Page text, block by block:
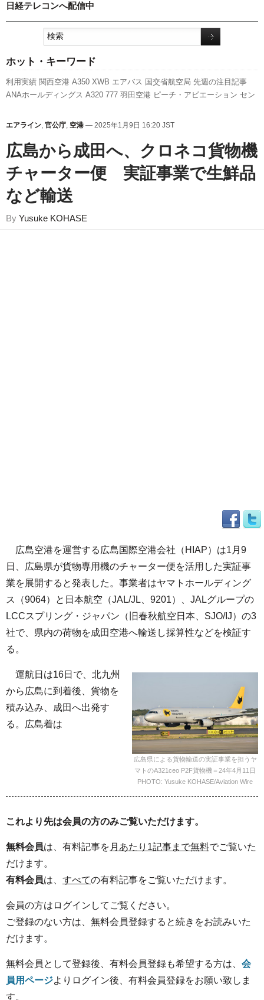
日経テレコンへ配信中
ホット・キーワード
利用実績 関西空港 A350 XWB エアバス 国交省航空局 先週の注目記事
ANAホールディングス A320 777 羽田空港 ピーチ・アビエーション セン
ャンペーン
新型コロナウイルス ボーイング 福岡空港
空貨物 客室乗務員
エアライン, 官公庁, 空港 — 2025年1月9日 16:20 JST
広島から成田へ、クロネコ貨物機
チャーター便 実証事業で生鮮品
など輸送
By Yusuke KOHASE
広島空港を運営する広島国際空港会社（HIAP）は1月9
日、広島県が貨物専用機のチャーター便を活用した実証事
業を展開すると発表した。事業者はヤマトホールディング
ス（9064）と日本航空（JAL/JL、9201）、JALグループの
LCCスプリング・ジャパン（旧春秋航空日本、SJO/IJ）の3
社で、県内の荷物を成田空港へ輸送し採算性などを検証す
る。
広島県による貨物輸送の実証事業を担うヤ
マトのA321ceo P2F貨物機＝24年4月11日
PHOTO: Yusuke KOHASE/Aviation Wire
運航日は16日で、北九州
から広島に到着後、貨物を
積み込み、成田へ出発す
る。広島着は
これより先は会員の方のみご覧いただけます。
無料会員は、有料記事を 月あたり1記事まで無料でご覧いた
だけます。
有料会員は、 すべての有料記事をご覧いただけます。
会員の方はログインしてご覧ください。
ご登録のない方は、無料会員登録すると続きをお読みいた
だけます。
無料会員として登録後、有料会員登録も希望する方は、 会
員用ページよりログイン後、有料会員登録をお願い致しま
す。